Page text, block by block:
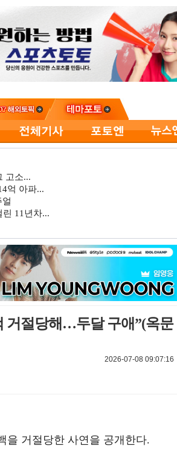
고소...
억 아파...
11년차...
거절당해…두달 구애”(옥문
2026-07-08 09:07:16
을 거절당한 사연을 공개한다.